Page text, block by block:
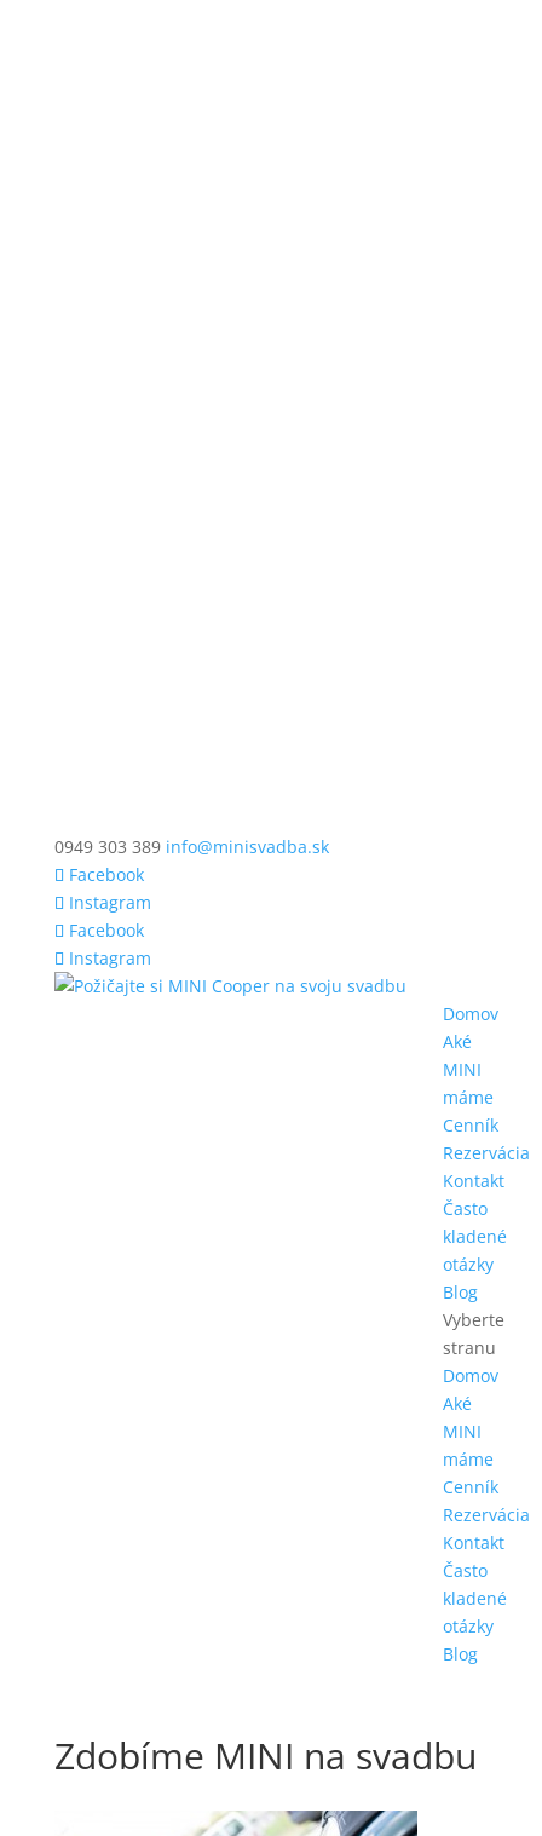
0949 303 389 info@minisvadba.sk
Facebook
Instagram
Facebook
Instagram
Domov
Aké
MINI
máme
Cenník
Rezervácia
Kontakt
Často
kladené
otázky
Blog
Vyberte
stranu
Domov
Aké
MINI
máme
Cenník
Rezervácia
Kontakt
Často
kladené
otázky
Blog
Zdobíme MINI na svadbu